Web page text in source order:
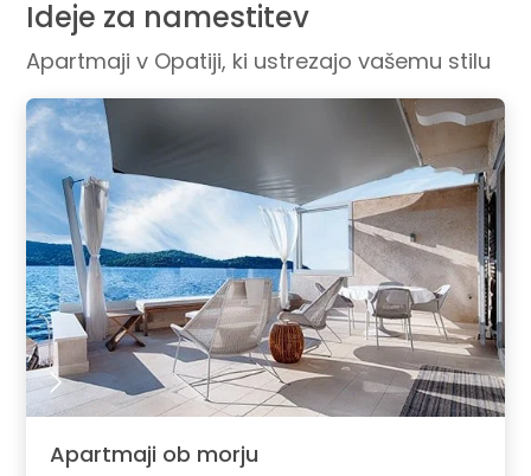
Ideje za namestitev
Apartmaji v Opatiji, ki ustrezajo vašemu stilu
Apartmaji ob morju